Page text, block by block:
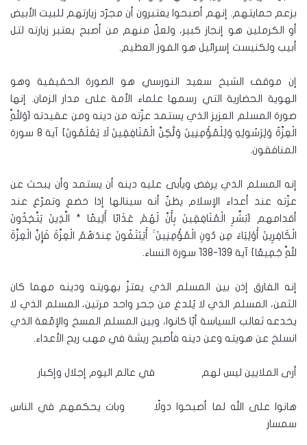
بزعم حمايتهم. إنهم أصبحوا يعتبرون أن مجرّد زيارتهم للبيت الأبيض
أو الكرملين هو إنجاز كبير، ولعلّ منهم من أصبح يعتبر زيارته لتل
أبيب ولكنيست إسرائيل هو الفوز العظيم.
إن موقف الشيخ سعيد النورسي هو الصورة الحقيقية وهو
الهوية الحضارية التي رسمها علماء الأمة على مدار الزمان. إنها
صورة المسلم العزيز الذي يستمد عزّته من دينه ومن عقيدته {وَلِلَّهِ
الْعِزَّةُ وَلِرَسُولِهِ وَلِلْمُؤْمِنِينَ وَلَٰكِنَّ الْمُنَافِقِينَ لَا يَعْلَمُونَ} آية 8 سورة
المنافقون.
إنه المسلم الذي يرفض ويأبى عليه دينه أن يستمد وأن يبحث عن
عزّته عند أعداء الإسلام يظنّ أنه سينالها إذا خضع وتمرّغ عند
أقدامهم {بَشِّرِ الْمُنَافِقِينَ بِأَنَّ لَهُمْ عَذَابًا أَلِيمًا * الَّذِينَ يَتَّخِذُونَ
الْكَافِرِينَ أَوْلِيَاءَ مِن دُونِ الْمُؤْمِنِينَ ۚ أَيَبْتَغُونَ عِندَهُمُ الْعِزَّةَ فَإِنَّ الْعِزَّةَ
لِلَّهِ جَمِيعًا} آية 139-138 سورة النساء.
إنه الفارق إذن بين المسلم الذي يعتزّ بهويته ودينه مهما كان
الثمن، المسلم الذي لا يُلدغ من جحر واحد مرتين، المسلم الذي لا
يخدعه ثعالب السياسة أيًا كانوا، وبين المسلم المسخ والإمّعة الذي
انسلخ عن هويته وعن دينه فأصبح ريشة في مهب ريح الأعداء.
أرى الملايين ليس لهم في عالم اليوم إجلال وإكبار
هانوا على الله لما أصبحوا دولًا وبات يحكمهم في الناس
سمسار